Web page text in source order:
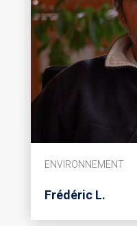
ENVIRONNEMENT
Frédéric L.